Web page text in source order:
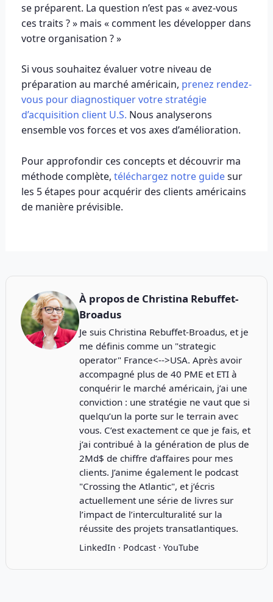
se préparent. La question n’est pas « avez-vous
ces traits ? » mais « comment les développer dans
votre organisation ? »
Si vous souhaitez évaluer votre niveau de
préparation au marché américain, prenez rendez-
vous pour diagnostiquer votre stratégie
d’acquisition client U.S. Nous analyserons
ensemble vos forces et vos axes d’amélioration.
Pour approfondir ces concepts et découvrir ma
méthode complète, téléchargez notre guidesur
les 5 étapes pour acquérir des clients américains
de manière prévisible.
À propos de Christina Rebuffet-
Broadus
Je suis Christina Rebuffet-Broadus, et je
me définis comme un "strategic
operator" France<-->USA. Après avoir
accompagné plus de 40 PME et ETI à
conquérir le marché américain, j’ai une
conviction : une stratégie ne vaut que si
quelqu’un la porte sur le terrain avec
vous. C’est exactement ce que je fais, et
j’ai contribué à la génération de plus de
2Md$ de chiffre d’affaires pour mes
clients. J’anime également le podcast
"Crossing the Atlantic", et j’écris
actuellement une série de livres sur
l’impact de l’interculturalité sur la
réussite des projets transatlantiques.
LinkedIn · Podcast· YouTube